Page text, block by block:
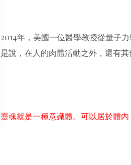
2014年，美國一位醫學教授從量子
是說，在人的肉體活動之外，還有
靈魂就是一種意識體。可以居於體